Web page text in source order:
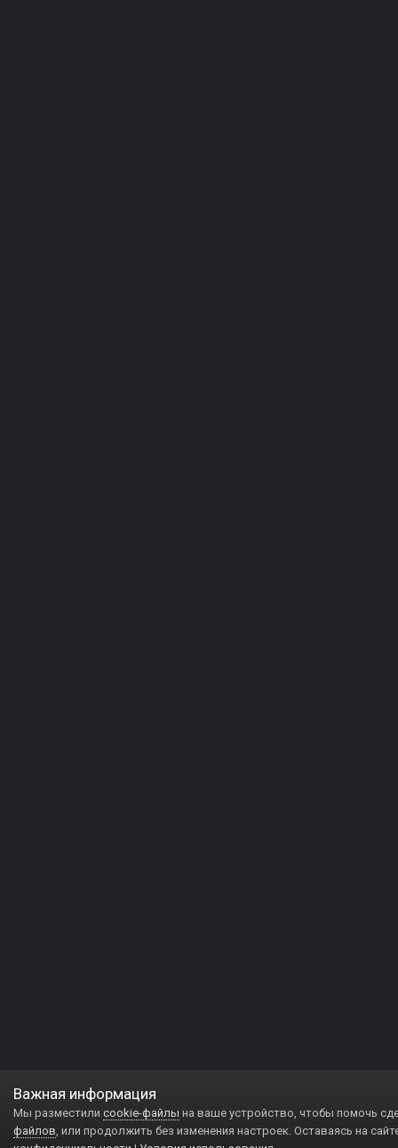
Важная информация
Мы разместили cookie-файлы на ваше устройство, чтобы помочь
файлов, или продолжить без изменения настроек. Оставаясь на